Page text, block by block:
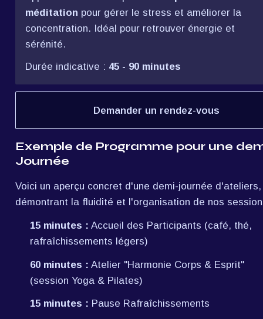
méditation pour gérer le stress et améliorer la
concentration. Idéal pour retrouver énergie et
sérénité.
Durée indicative : 45 - 90 minutes
Demander un rendez-vous
Exemple de Programme pour une
Journée
Voici un aperçu concret d'une demi-journée d'ateliers,
démontrant la fluidité et l'organisation de nos
15 minutes : Accueil des Participants (café, thé,
rafraîchissements légers)
60 minutes : Atelier "Harmonie Corps & Esprit"
(session Yoga & Pilates)
15 minutes : Pause Rafraîchissements